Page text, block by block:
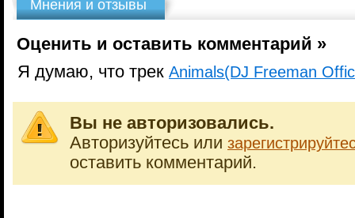
Мнения и отзывы
Оценить и оставить комментарий »
Я думаю, что трек Animals(DJ Freeman
Вы не авторизовались.
Авторизуйтесь или
оставить комментарий.